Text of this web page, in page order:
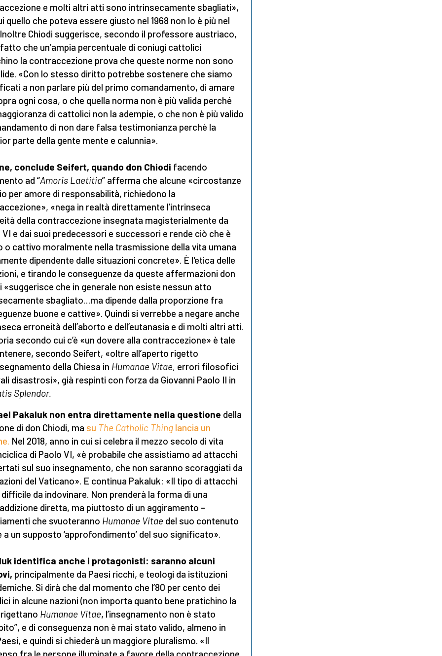
e molti altri atti sono intrinsecamente sbagliati»,
quello che poteva essere giusto nel 1968 non lo è più nel
Inoltre Chiodi suggerisce, secondo il professore austriaco,
che un’ampia percentuale di coniugi cattolici
la contraccezione prova che queste norme non sono
«Con lo stesso diritto potrebbe sostenere che siamo
a non parlare più del primo comandamento, di amare
ogni cosa, o che quella norma non è più valida perché
di cattolici non la adempie, o che non è più valido
di non dare falsa testimonianza perché la
parte della gente mente e calunnia».
conclude Seifert, quando don Chiodi facendo
ad “Amoris Laetitia” afferma che alcune «circostanze
per amore di responsabilità, richiedono la
«nega in realtà direttamente l’intrinseca
della contraccezione insegnata magisterialmente da
VI e dai suoi predecessori e successori e rende ciò che è
o cattivo moralmente nella trasmissione della vita umana
dipendente dalle situazioni concrete». È l'etica delle
e tirando le conseguenze da queste affermazioni don
«suggerisce che in generale non esiste nessun atto
sbagliato…ma dipende dalla proporzione fra
buone e cattive». Quindi si verrebbe a negare anche
erroneità dell’aborto e dell’eutanasia e di molti altri atti.
secondo cui c’è «un dovere alla contraccezione» è tale
secondo Seifert, «oltre all’aperto rigetto
della Chiesa in Humanae Vitae, errori filosofici
disastrosi», già respinti con forza da Giovanni Paolo II in
Splendor.
Pakaluk non entra direttamente nella questione della
di don Chiodi, ma su The Catholic Thing lancia un
Nel 2018, anno in cui si celebra il mezzo secolo di vita
di Paolo VI, «è probabile che assistiamo ad attacchi
sul suo insegnamento, che non saranno scoraggiati da
del Vaticano». E continua Pakaluk: «Il tipo di attacchi
da indovinare. Non prenderà la forma di una
diretta, ma piuttosto di un aggiramento –
che svuoteranno Humanae Vitae del suo contenuto
a un supposto ‘approfondimento’ del suo significato».
identifica anche i protagonisti: saranno alcuni
principalmente da Paesi ricchi, e teologi da istituzioni
Si dirà che dal momento che l’80 per cento dei
in alcune nazioni (non importa quanto bene pratichino la
Humanae Vitae, l’insegnamento non è stato
e di conseguenza non è mai stato valido, almeno in
e quindi si chiederà un maggiore pluralismo. «Il